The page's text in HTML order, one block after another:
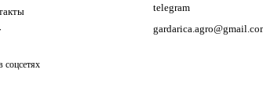
telegram